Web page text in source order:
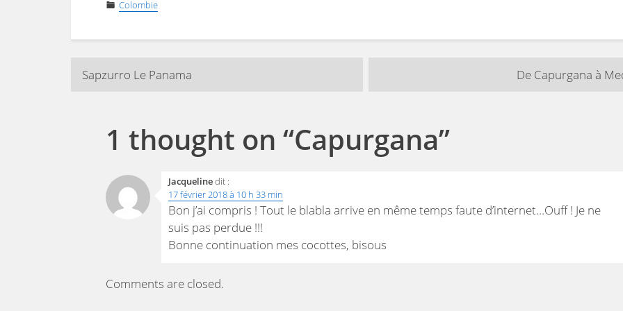
Colombie
Navigation
l’article
Sapzurro Le Panama De Capurgana à
1 thought on “Capurgana”
Jacquelinedit :
17 février 2018 à 10 h 33 min
Bon j’ai compris ! Tout le blabla arrive en même temps faute d’internet…Ouff ! Je ne
suis pas perdue !!!
Bonne continuation mes cocottes, bisous
Comments are closed.